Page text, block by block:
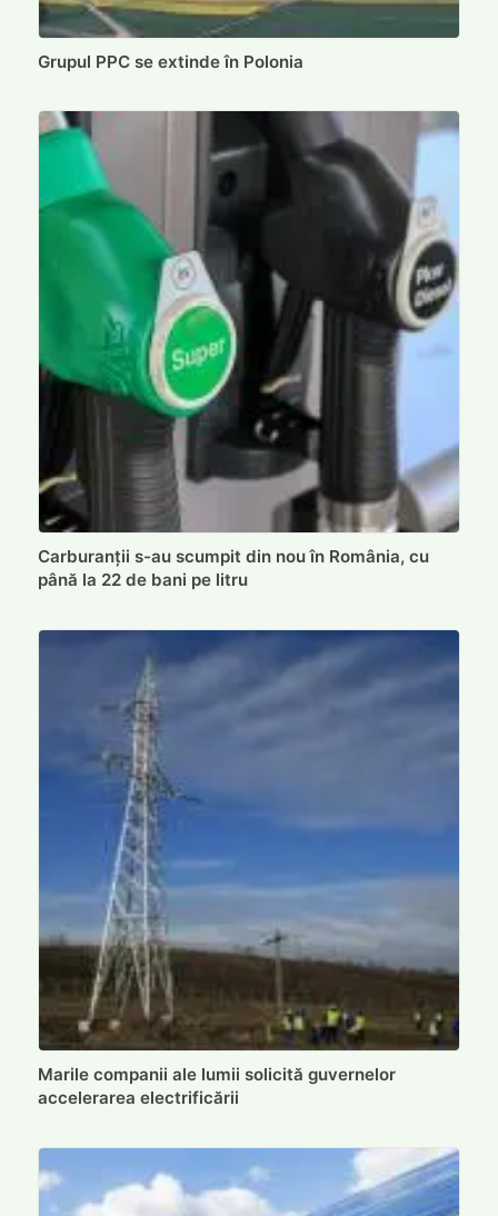
Grupul PPC se extinde în Polonia
Carburanții s-au scumpit din nou în România, cu
până la 22 de bani pe litru
Marile companii ale lumii solicită guvernelor
accelerarea electrificării